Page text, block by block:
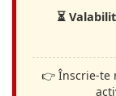
⏳
👉 Înscrie-te